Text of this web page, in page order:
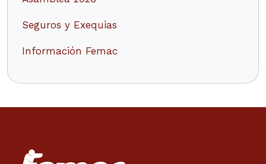
Seguros y Exequias
Información Femac